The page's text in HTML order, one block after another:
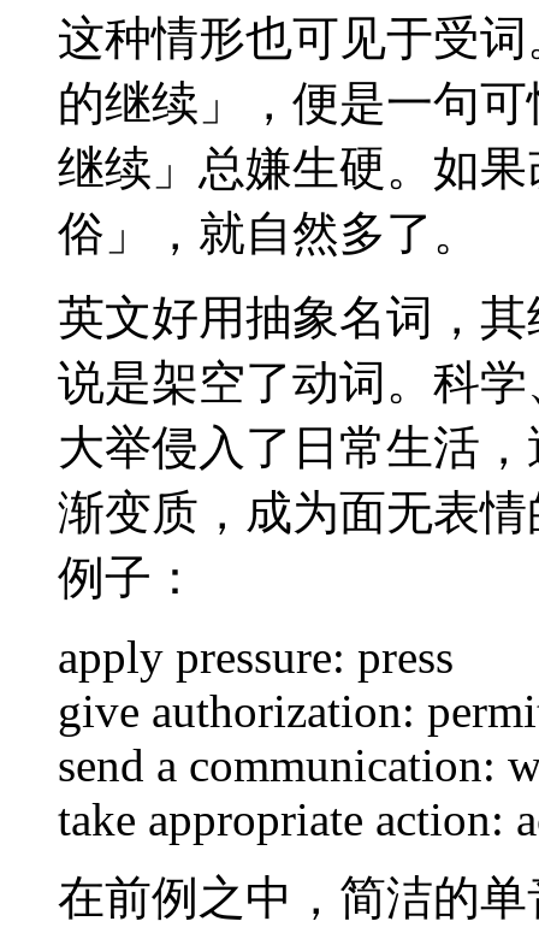
这种情形也可见于受
的继续」，便是一句
继续」总嫌生硬。如
俗」，就自然多了。
英文好用抽象名词，
说是架空了动词。科
大举侵入了日常生活
渐变质，成为面无表
例子：
apply pressure: press
give authorization:
send a communication:
take appropriate action:
在前例之中，简洁的